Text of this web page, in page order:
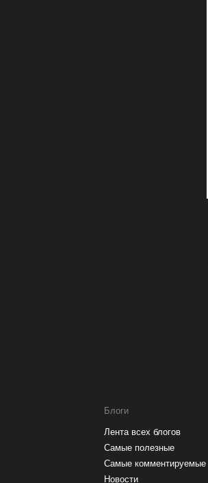
Блоги
Лента всех блогов
Самые полезные
Самые комментируемые
Новости